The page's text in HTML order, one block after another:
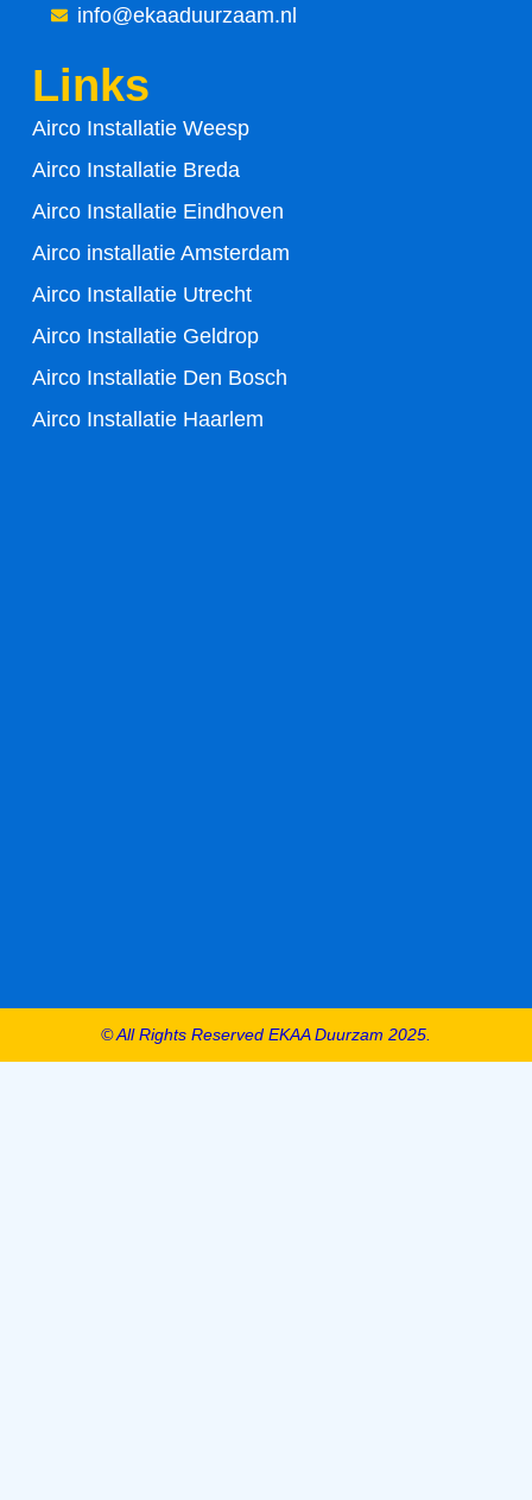
b
o
k
-
f
info@ekaaduurzaam.nl
Links
Airco Installatie Weesp
Airco Installatie Breda
Airco Installatie Eindhoven
Airco installatie Amsterdam
Airco Installatie Utrecht
Airco Installatie Geldrop
Airco Installatie Den Bosch
Airco Installatie Haarlem
© All Rights Reserved EKAA Duurzam 2025.